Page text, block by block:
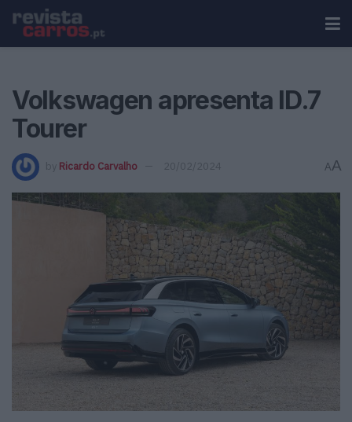
Volkswagen apresenta ID.7
Tourer
by Ricardo Carvalho 20/02/2024 AA